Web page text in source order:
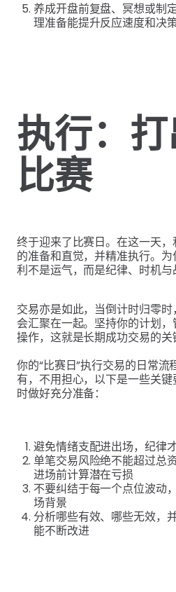
养成开盘前复盘、冥想或制
理准备能提升反应速度和决
执行：
比赛
终于迎来了比赛日。在这一天
的准备和直觉，并精准执行。
利不是运气，而是纪律、时机与
交易亦是如此，当倒计时归零
会汇聚在一起。坚持你的计划
操作，这就是长期成功交易的关
你的“比赛日”执行交易的日常
有，不用担心，以下是一些关键
时做好充分准备：
避免情绪支配进出场，纪律
单笔交易风险绝不能超过总
进场前计算潜在亏损
不要纠结于每一个点位波动
场背景
分析哪些有效、哪些无效，
能不断改进